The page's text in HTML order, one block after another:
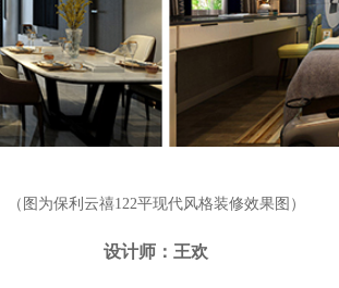
（图为保利云禧122平现代风格装修效果图）
设计师：王欢